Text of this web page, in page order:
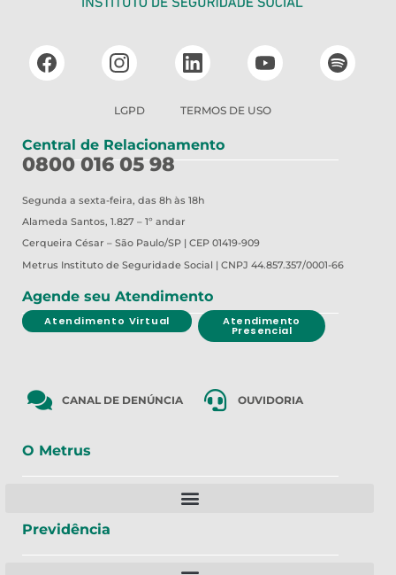
LGPD TERMOS DE USO
Central de Relacionamento
0800 016 05 98
Segunda a sexta-feira, das 8h às 18h
Alameda Santos, 1.827 – 1º andar
Cerqueira César – São Paulo/SP | CEP 01419-909
Metrus Instituto de Seguridade Social | CNPJ 44.857.357/0001-66
Agende seu Atendimento
Atendimento Virtual Atendimento
Presencial
CANAL DE DENÚNCIA OUVIDORIA
O Metrus
Previdência